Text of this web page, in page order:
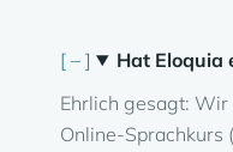
Hat Eloquia
Ehrlich gesagt:
Online-Sprachkurs